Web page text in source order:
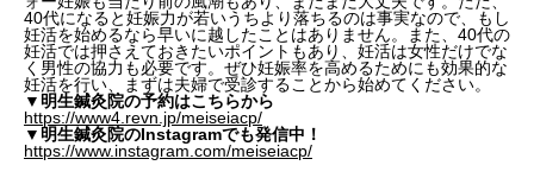
40代になると妊娠力が若いうちより落ちるのは事実なので、もし
妊活を始めるなら早いに越したことはありません。また、40代の
妊活では押さえておきたいポイントもあり、妊活は女性だけでな
く男性の協力も必要です。ぜひ妊娠率を高めるためにも効果的な
妊活を行い、まずは夫婦で受診することから始めてください。
▼明生鍼灸院の予約はこちらから
https://www4.revn.jp/meiseiacp/
▼明生鍼灸院のInstagramでも発信中！
https://www.instagram.com/meiseiacp/